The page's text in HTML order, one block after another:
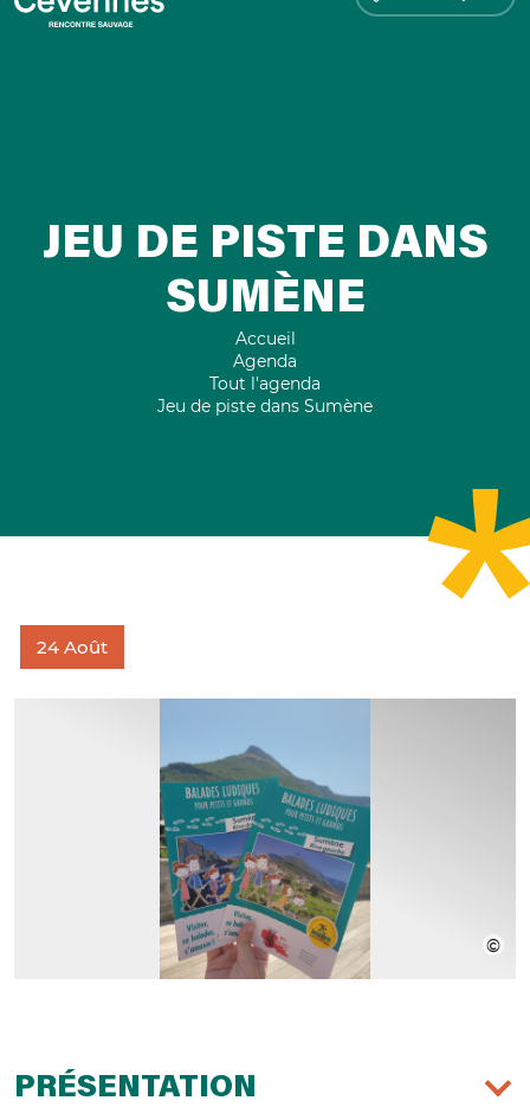
JEU DE PISTE DANS
SUMÈNE
Accueil
Agenda
Tout l'agenda
Jeu de piste dans Sumène
24 Août
PRÉSENTATION